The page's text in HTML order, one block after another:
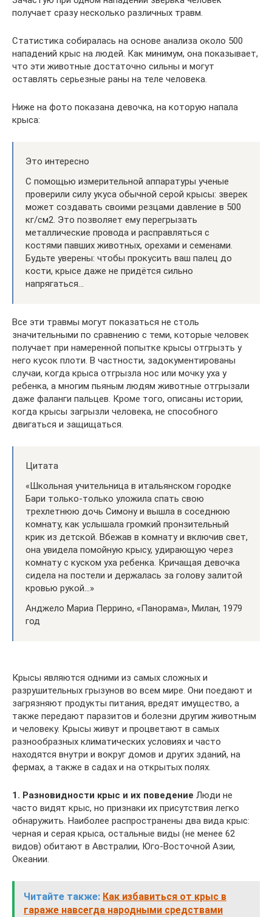
получает сразу несколько различных травм.
Статистика собиралась на основе анализа около 500
нападений крыс на людей. Как минимум, она показывает,
что эти животные достаточно сильны и могут
оставлять серьезные раны на теле человека.
Ниже на фото показана девочка, на которую напала
крыса:
Это интересно
С помощью измерительной аппаратуры ученые
проверили силу укуса обычной серой крысы: зверек
может создавать своими резцами давление в 500
кг/см2. Это позволяет ему перегрызать
металлические провода и расправляться с
костями павших животных, орехами и семенами.
Будьте уверены: чтобы прокусить ваш палец до
кости, крысе даже не придётся сильно
напрягаться…
Все эти травмы могут показаться не столь
значительными по сравнению с теми, которые человек
получает при намеренной попытке крысы отгрызть у
него кусок плоти. В частности, задокументированы
случаи, когда крыса отгрызла нос или мочку уха у
ребенка, а многим пьяным людям животные отгрызали
даже фаланги пальцев. Кроме того, описаны истории,
когда крысы загрызли человека, не способного
двигаться и защищаться.
Цитата
«Школьная учительница в итальянском городке
Бари только-только уложила спать свою
трехлетнюю дочь Симону и вышла в соседнюю
комнату, как услышала громкий пронзительный
крик из детской. Вбежав в комнату и включив свет,
она увидела помойную крысу, удирающую через
комнату с куском уха ребенка. Кричащая девочка
сидела на постели и держалась за голову залитой
кровью рукой…»
Анджело Мариа Перрино, «Панорама», Милан, 1979
год
Крысы являются одними из самых сложных и
разрушительных грызунов во всем мире. Они поедают и
загрязняют продукты питания, вредят имущество, а
также передают паразитов и болезни другим животным
и человеку. Крысы живут и процветают в самых
разнообразных климатических условиях и часто
находятся внутри и вокруг домов и других зданий, на
фермах, а также в садах и на открытых полях.
1. Разновидности крыс и их поведение Люди не
часто видят крыс, но признаки их присутствия легко
обнаружить. Наиболее распространены два вида крыс:
черная и серая крыса, остальные виды (не менее 62
видов) обитают в Австралии, Юго-Восточной Азии,
Океании.
Читайте также: Как избавиться от крыс в
гараже навсегда народными средствами